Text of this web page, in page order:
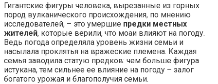
Гигантские фигуры человека, вырезанные из горных
пород вулканического происхождения, по мнению
исследователей, – это умершие предки местных
жителей, которые верили, что моаи влияют на погоду.
Ведь погода определяла уровень жизни семьи и
насылала проклятья на вражеские племена. Каждая
семья заводила статую предков: чем больше фигура
истукана, тем сильнее ее влияние на погоду – залог
богатого урожая и благополучия семьи.